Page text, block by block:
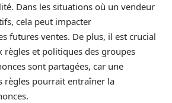
Dans les situations où un vendeur
cela peut impacter
futures ventes. De plus, il est crucial
règles et politiques des groupes
sont partagées, car une
règles pourrait entraîner la